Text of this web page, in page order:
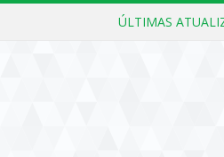
ÚLTIMAS